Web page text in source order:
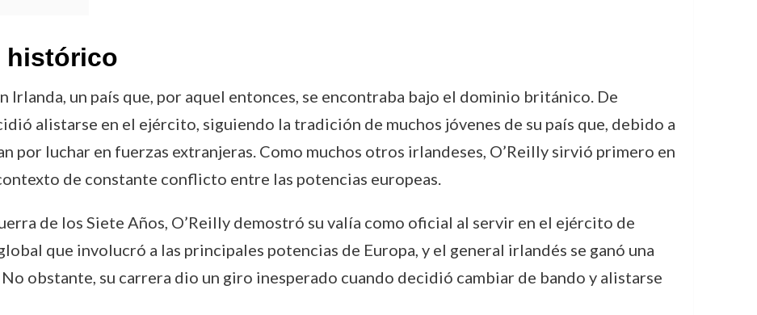
histórico
Irlanda, un país que, por aquel entonces, se encontraba bajo el dominio británico. De
alistarse en el ejército, siguiendo la tradición de muchos jóvenes de su país que, debido a
por luchar en fuerzas extranjeras. Como muchos otros irlandeses, O’Reilly sirvió primero en
de constante conflicto entre las potencias europeas.
de los Siete Años, O’Reilly demostró su valía como oficial al servir en el ejército de
que involucró a las principales potencias de Europa, y el general irlandés se ganó una
obstante, su carrera dio un giro inesperado cuando decidió cambiar de bando y alistarse